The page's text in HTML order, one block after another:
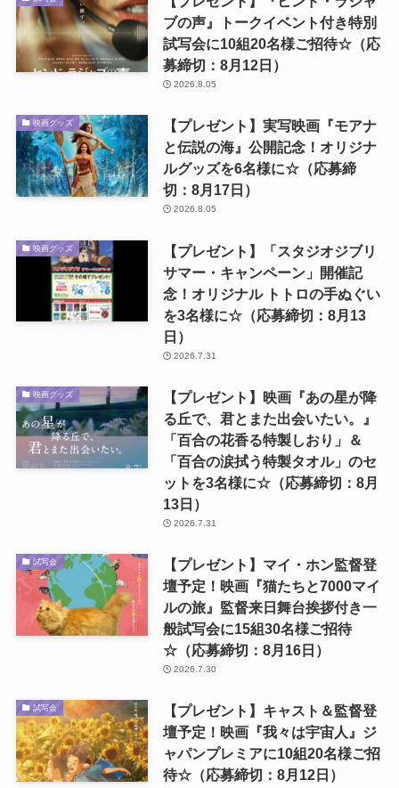
ブの声』トークイベント付き特別
試写会に10組20名様ご招待☆（応
募締切：8月12日）
2026.8.05
映画グッズ
【プレゼント】実写映画『モアナ
と伝説の海』公開記念！オリジナ
ルグッズを6名様に☆（応募締
切：8月17日）
2026.8.05
映画グッズ
【プレゼント】「スタジオジブリ
サマー・キャンペーン」開催記
念！オリジナル トトロの手ぬぐい
を3名様に☆（応募締切：8月13
日）
2026.7.31
映画グッズ
【プレゼント】映画『あの星が降
る丘で、君とまた出会いたい。』
「百合の花香る特製しおり」＆
「百合の涙拭う特製タオル」のセ
ットを3名様に☆（応募締切：8月
13日）
2026.7.31
試写会
【プレゼント】マイ・ホン監督登
壇予定！映画『猫たちと7000マイ
ルの旅』監督来日舞台挨拶付き一
般試写会に15組30名様ご招待
☆（応募締切：8月16日）
2026.7.30
試写会
【プレゼント】キャスト＆監督登
壇予定！映画『我々は宇宙人』ジ
ャパンプレミアに10組20名様ご招
待☆（応募締切：8月12日）